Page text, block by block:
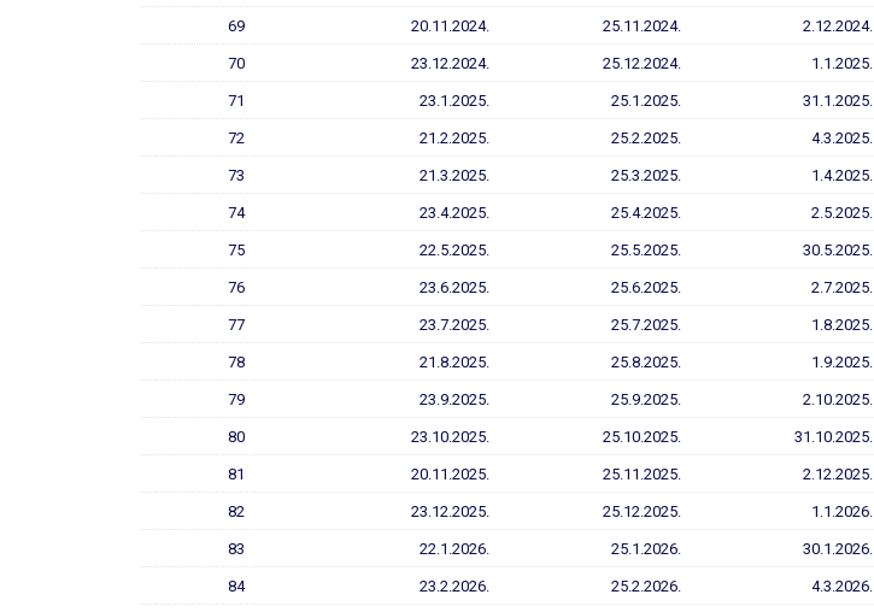
69 20.11.2024. 25.11.2024. 2.12.2024.
70 23.12.2024. 25.12.2024. 1.1.2025.
71 23.1.2025. 25.1.2025. 31.1.2025.
72 21.2.2025. 25.2.2025. 4.3.2025.
73 21.3.2025. 25.3.2025. 1.4.2025.
74 23.4.2025. 25.4.2025. 2.5.2025.
75 22.5.2025. 25.5.2025. 30.5.2025.
76 23.6.2025. 25.6.2025. 2.7.2025.
77 23.7.2025. 25.7.2025. 1.8.2025.
78 21.8.2025. 25.8.2025. 1.9.2025.
79 23.9.2025. 25.9.2025. 2.10.2025.
80 23.10.2025. 25.10.2025. 31.10.2025.
81 20.11.2025. 25.11.2025. 2.12.2025.
82 23.12.2025. 25.12.2025. 1.1.2026.
83 22.1.2026. 25.1.2026. 30.1.2026.
84 23.2.2026. 25.2.2026. 4.3.2026.